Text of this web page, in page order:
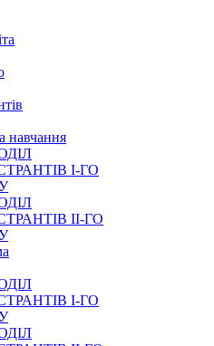
навчання
І-ГО
ІІ-ГО
І-ГО